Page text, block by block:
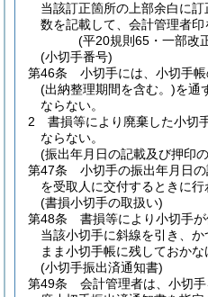
当該訂正箇所の上部余白に
数を記載して、会計管理者印
(平20規則65・一部改
(小切手番号)
第46条
小切手には、小切手
(出納整理期間を含む。)を通
ならない。
2
書損等により廃棄した小切
ならない。
(振出年月日の記載及び押印
第47条
小切手の振出年月日
を受取人に交付するときに行
(書損小切手の取扱い)
第48条
書損等により小切手
当該小切手に斜線を引き、
まま小切手帳に残しておかな
(小切手振出済通知書)
第49条
会計管理者は、小切